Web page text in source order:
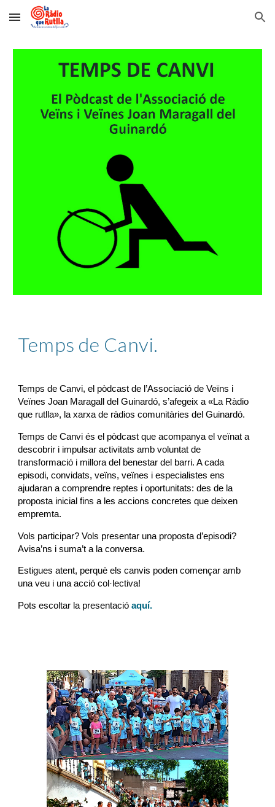
Skip to main content Skip to navigation
Temps de Canvi.
Temps de Canvi, el pòdcast de l’Associació de Veïns i
Veïnes Joan Maragall del Guinardó, s’afegeix a «La Ràdio
que rutlla», la xarxa de ràdios comunitàries del Guinardó.
Temps de Canvi és el pòdcast que acompanya el veïnat a
descobrir i impulsar activitats amb voluntat de
transformació i millora del benestar del barri. A cada
episodi, convidats, veïns, veïnes i especialistes ens
ajudaran a comprendre reptes i oportunitats: des de la
proposta inicial fins a les accions concretes que deixen
empremta.
Vols participar? Vols presentar una proposta d’episodi?
Avisa’ns i suma’t a la conversa.
Estigues atent, perquè els canvis poden començar amb
una veu i una acció col·lectiva!
Pots escoltar la presentació aquí.